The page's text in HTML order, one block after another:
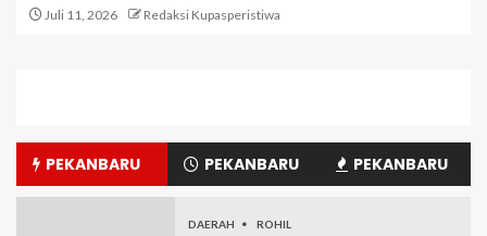
Juli 11, 2026 Redaksi Kupasperistiwa
PEKANBARU PEKANBARU PEKANBARU
DAERAH ROHIL